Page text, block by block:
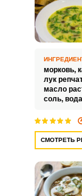
морковь,
лук
масло
соль,
СМОТРЕТЬ